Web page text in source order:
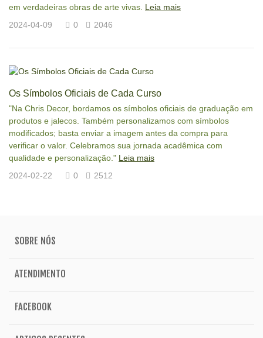
em verdadeiras obras de arte vivas. Leia mais
2024-04-09
0 2046
Os Símbolos Oficiais de Cada Curso
"Na Chris Decor, bordamos os símbolos oficiais de graduação em
produtos e jalecos. Também personalizamos com símbolos
modificados; basta enviar a imagem antes da compra para
verificar o valor. Celebramos sua jornada acadêmica com
qualidade e personalização." Leia mais
2024-02-22
0 2512
SOBRE NÓS
ATENDIMENTO
FACEBOOK